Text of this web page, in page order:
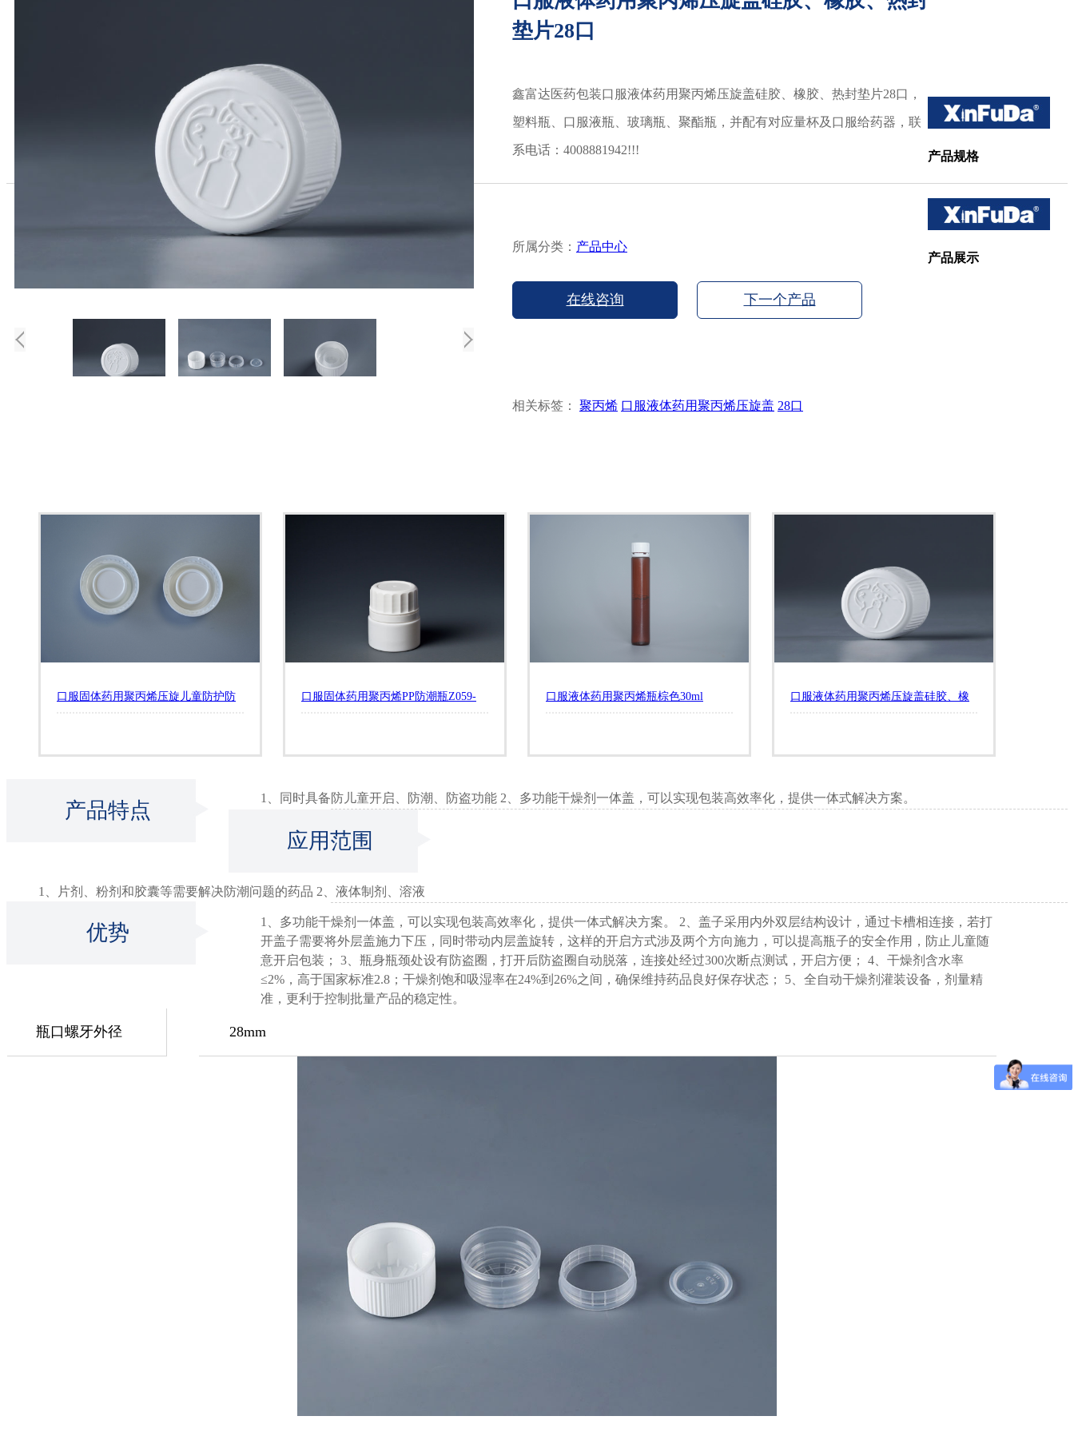
垫片28口
鑫富达医药包装口服液体药用聚丙烯压旋盖硅胶、橡胶、热封垫片28口，
塑料瓶、口服液瓶、玻璃瓶、聚酯瓶，并配有对应量杯及口服给药器，联
系电话：4008881942!!!
所属分类： 产品中心
在线咨询 下一个产品
相关标签： 聚丙烯 口服液体药用聚丙烯压旋盖 28口
口服固体药用聚丙烯压旋儿童防护防 口服固体药用聚丙烯PP防潮瓶Z059- 口服液体药用聚丙烯瓶棕色30ml 口服液体药用聚丙烯压旋盖硅胶、橡
产品特点
1、同时具备防儿童开启、防潮、防盗功能 2、多功能干燥剂一体盖，可以实现包装高效率化，提供一体式解决方案。
应用范围
1、片剂、粉剂和胶囊等需要解决防潮问题的药品 2、液体制剂、溶液
优势
1、多功能干燥剂一体盖，可以实现包装高效率化，提供一体式解决方案。 2、盖子采用内外双层结构设计，通过卡槽相连接，若打
开盖子需要将外层盖施力下压，同时带动内层盖旋转，这样的开启方式涉及两个方向施力，可以提高瓶子的安全作用，防止儿童随
意开启包装； 3、瓶身瓶颈处设有防盗圈，打开后防盗圈自动脱落，连接处经过300次断点测试，开启方便； 4、干燥剂含水率
≤2%，高于国家标准2.8；干燥剂饱和吸湿率在24%到26%之间，确保维持药品良好保存状态； 5、全自动干燥剂灌装设备，剂量精
准，更利于控制批量产品的稳定性。
产品规格
瓶口螺牙外径 28mm
产品展示